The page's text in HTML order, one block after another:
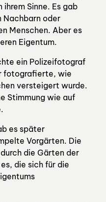
ihrem Sinne. Es gab
Nachbarn oder
Menschen. Aber es
Eigentum.
ein Polizeifotograf
fotografierte, wie
versteigert wurde.
Stimmung wie auf
es später
Vorgärten. Die
die Gärten der
die sich für die